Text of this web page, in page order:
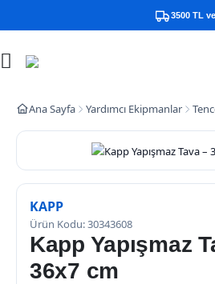
3500 TL ve
Ana Sayfa Yardımcı Ekipmanlar
KAPP
Ürün Kodu: 30343608
Kapp Yapışmaz
36x7 cm